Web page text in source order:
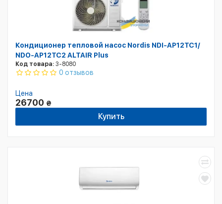
Кондиционер тепловой насос Nordis NDI-AP12TC1/
NDO-AP12TC2 ALTAIR Plus
Код товара: 3-8080
0 отзывов
Цена
26700 ₴
Купить